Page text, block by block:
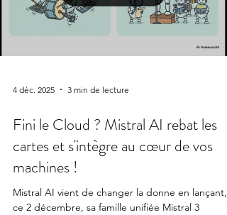
Load video
4 déc. 2025 3 min de lecture
Fini le Cloud ? Mistral AI rebat les
cartes et s'intègre au cœur de vos
machines !